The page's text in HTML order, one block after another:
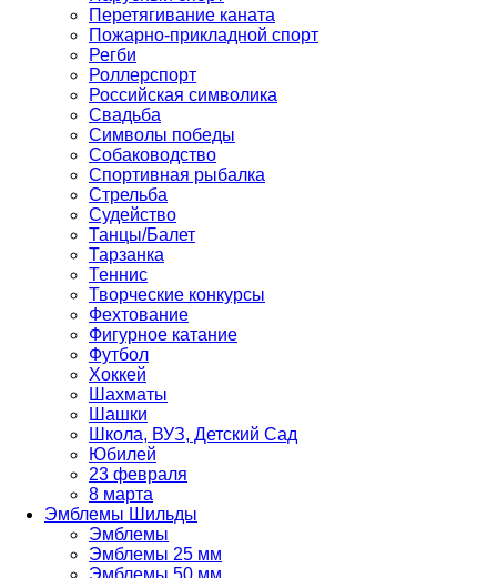
Перетягивание каната
Пожарно-прикладной спорт
Регби
Роллерспорт
Российская символика
Свадьба
Символы победы
Собаководство
Спортивная рыбалка
Стрельба
Судейство
Танцы/Балет
Тарзанка
Теннис
Творческие конкурсы
Фехтование
Фигурное катание
Футбол
Хоккей
Шахматы
Шашки
Школа, ВУЗ, Детский Сад
Юбилей
23 февраля
8 марта
Эмблемы Шильды
Эмблемы
Эмблемы 25 мм
Эмблемы 50 мм